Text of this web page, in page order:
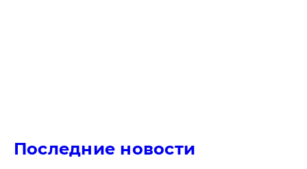
Последние новости